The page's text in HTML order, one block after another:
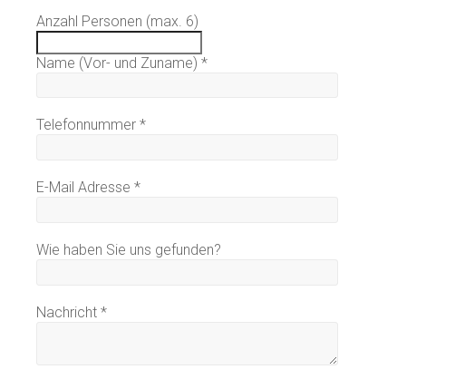
Anzahl Personen (max. 6)
Name (Vor- und Zuname)*
Telefonnummer*
E-Mail Adresse*
Wie haben Sie uns gefunden?
Nachricht*